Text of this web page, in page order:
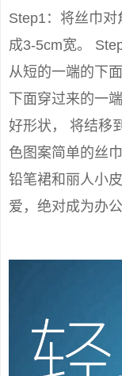
Step1：将丝巾对
成3-5cm宽。
从短的一端的下
下面穿过来的一
好形状， 将结移
色图案简单的丝
铅笔裙和丽人小
爱，绝对成为办